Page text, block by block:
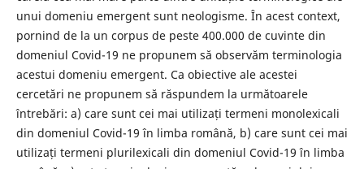
unui domeniu emergent sunt neologisme. În acest context,
pornind de la un corpus de peste 400.000 de cuvinte din
domeniul Covid-19 ne propunem să observăm terminologia
acestui domeniu emergent. Ca obiective ale acestei
cercetări ne propunem să răspundem la următoarele
întrebări: a) care sunt cei mai utilizați termeni monolexicali
din domeniul Covid-19 în limba română, b) care sunt cei mai
utilizați termeni plurilexicali din domeniul Covid-19 în limba